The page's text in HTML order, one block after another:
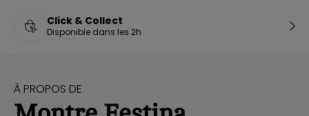
Click & Collect
Disponible dans les 2h
À PROPOS DE